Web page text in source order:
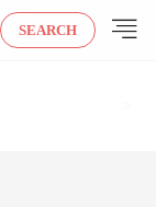
SEARCH